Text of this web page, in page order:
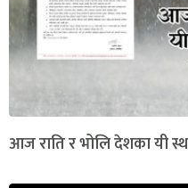
आज राति र भोलि देशका यी